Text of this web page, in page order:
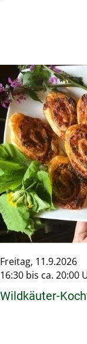
Freitag, 11.9.2026
16:30 bis ca. 20:00
Wildkäuter-